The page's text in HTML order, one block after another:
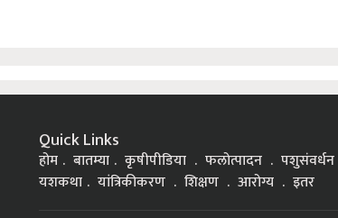
Quick Links
होम बातम्या कृषीपीडिया फलोत्पादन पशुसंवर्धन
यशकथा
यांत्रिकीकरण शिक्षण आरोग्य इतर